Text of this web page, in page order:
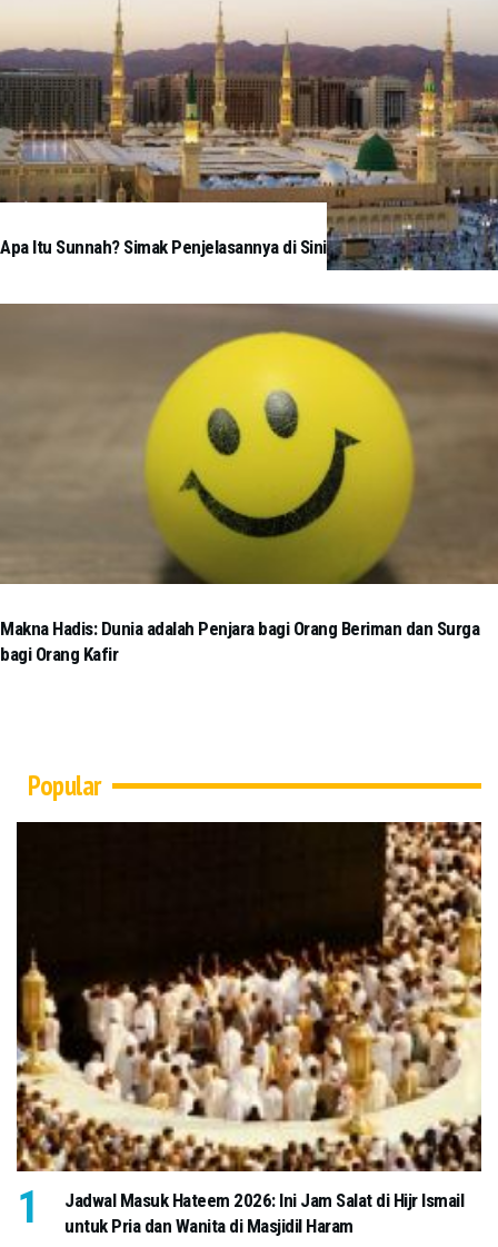
Apa Itu Sunnah? Simak Penjelasannya di Sini
Makna Hadis: Dunia adalah Penjara bagi Orang Beriman dan Surga
bagi Orang Kafir
Popular
Jadwal Masuk Hateem 2026: Ini Jam Salat di Hijr Ismail
untuk Pria dan Wanita di Masjidil Haram